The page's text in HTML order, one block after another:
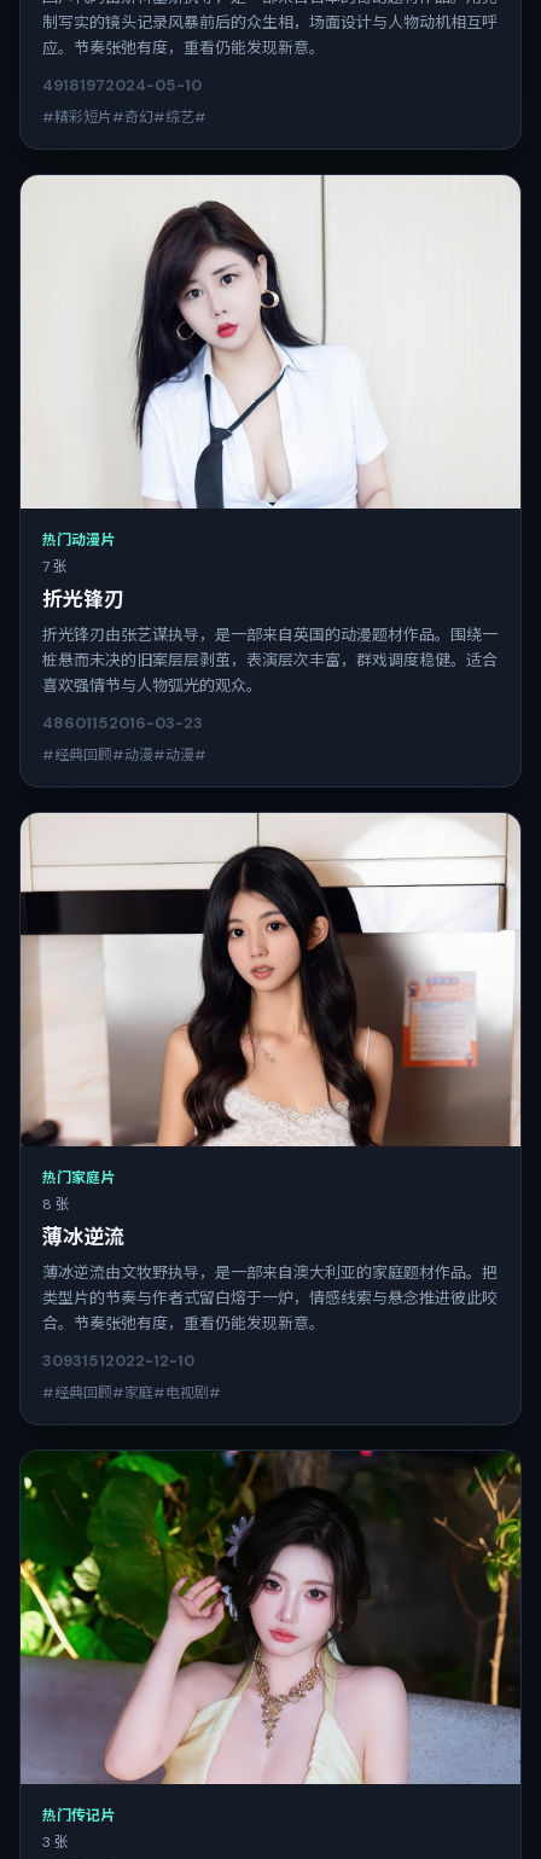
制写实的镜头记录风暴前后的众生相，场面设计与人物动机相互呼
应。节奏张弛有度，重看仍能发现新意。
49181972024-05-10
#精彩短片#奇幻#综艺#
热门动漫片
7 张
折光锋刃
折光锋刃由张艺谋执导，是一部来自英国的动漫题材作品。围绕一
桩悬而未决的旧案层层剥茧，表演层次丰富，群戏调度稳健。适合
喜欢强情节与人物弧光的观众。
48601152016-03-23
#经典回顾#动漫#动漫#
热门家庭片
8 张
薄冰逆流
薄冰逆流由文牧野执导，是一部来自澳大利亚的家庭题材作品。把
类型片的节奏与作者式留白熔于一炉，情感线索与悬念推进彼此咬
合。节奏张弛有度，重看仍能发现新意。
30931512022-12-10
#经典回顾#家庭#电视剧#
热门传记片
3 张